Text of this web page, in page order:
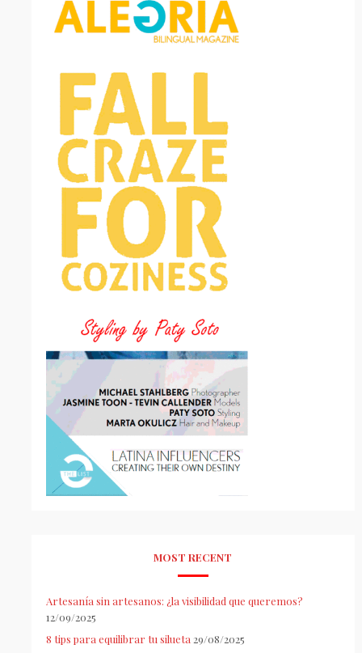
MOST RECENT
Artesanía sin artesanos: ¿la visibilidad que queremos?
12/09/2025
8 tips para equilibrar tu silueta 29/08/2025